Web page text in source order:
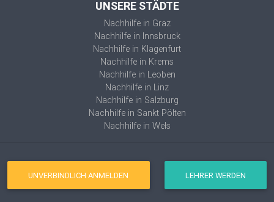
UNSERE STÄDTE
Nachhilfe in Graz
Nachhilfe in Innsbruck
Nachhilfe in Klagenfurt
Nachhilfe in Krems
Nachhilfe in Leoben
Nachhilfe in Linz
Nachhilfe in Salzburg
Nachhilfe in Sankt Pölten
Nachhilfe in Wels
UNVERBINDLICH ANMELDEN LEHRER WERDEN